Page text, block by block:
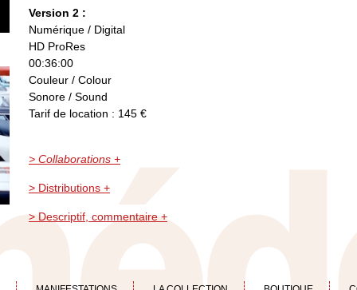
Version 2 :
Numérique / Digital
HD ProRes
00:36:00
Couleur / Colour
Sonore / Sound
Tarif de location : 145 €
> Collaborations +
> Distributions +
> Descriptif, commentaire +